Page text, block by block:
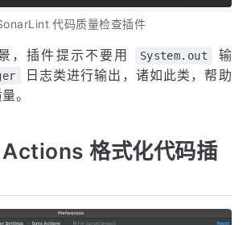
代码质量检查插件
，插件提示不要用 System.out
输
日志类进行输出，诸如此类，帮助
。
格式化代码插